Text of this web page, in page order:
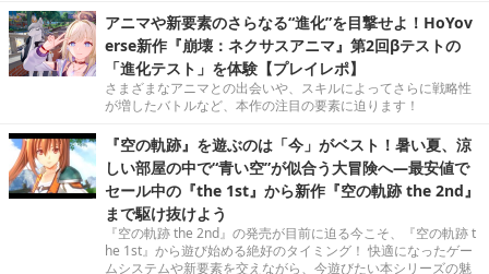
アニマや新要素のさらなる“進化”を目撃せよ！HoYov
erse新作『崩壊：ネクサスアニマ』第2回βテストの
「進化テスト」を体験【プレイレポ】
さまざまなアニマとの出会いや、スキルによってさらに戦略性
が増したバトルなど、本作の注目の要素に迫ります！
『空の軌跡』を遊ぶのは「今」がベスト！暑い夏、涼
しい部屋の中で“青い空”が似合う大冒険へ―最安値で
セール中の『the 1st』から新作『空の軌跡 the 2nd』
まで駆け抜けよう
『空の軌跡 the 2nd』の発売が目前に迫る今こそ、『空の軌跡 t
he 1st』から遊び始める絶好のタイミング！ 快適になったゲー
ムシステムや新要素を交えながら、今遊びたい本シリーズの魅